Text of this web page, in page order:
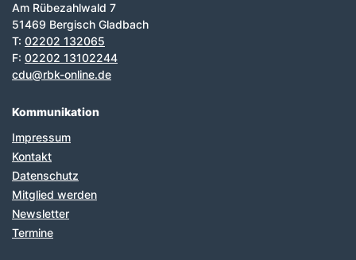
Am Rübezahlwald 7
51469 Bergisch Gladbach
T: 02202 132065
F: 02202 13102244
cdu@rbk-online.de
Kommunikation
Impressum
Kontakt
Datenschutz
Mitglied werden
Newsletter
Termine